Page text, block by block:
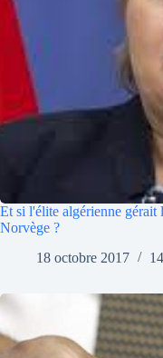
Et si l'élite algérienne gérait
Norvège ?
18 octobre 2017